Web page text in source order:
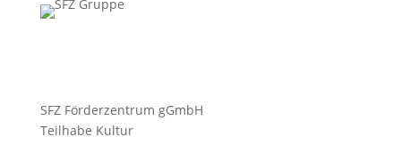
SFZ Förderzentrum gGmbH
Teilhabe Kultur